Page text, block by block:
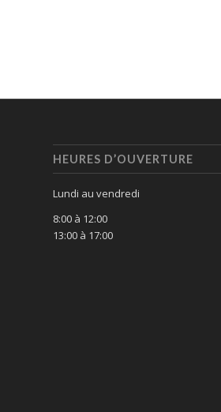
HEURES D’OUVERTURE
Lundi au vendredi
8:00 à 12:00
13:00 à 17:00